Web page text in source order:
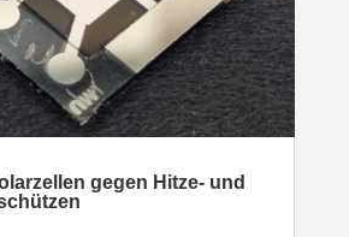
gegen Hitze- und